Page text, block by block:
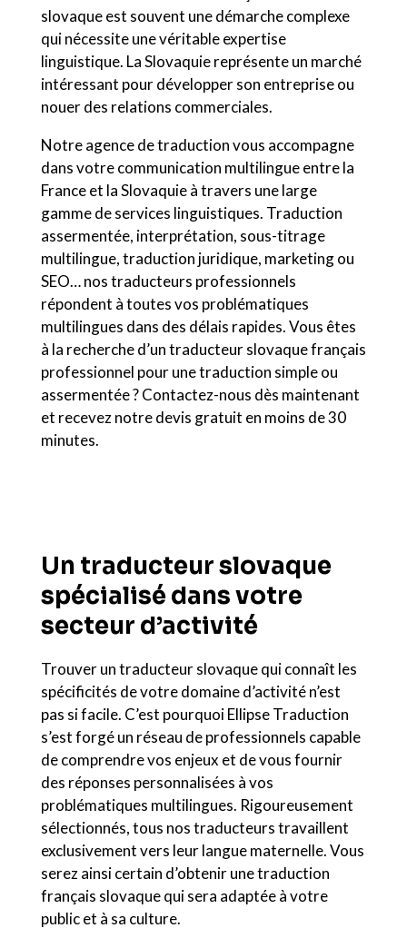
slovaque est souvent une démarche complexe
qui nécessite une véritable expertise
linguistique. La Slovaquie représente un marché
intéressant pour développer son entreprise ou
nouer des relations commerciales.
Notre agence de traduction vous accompagne
dans votre communication multilingue entre la
France et la Slovaquie à travers une large
gamme de services linguistiques. Traduction
assermentée, interprétation, sous-titrage
multilingue, traduction juridique, marketing ou
SEO… nos traducteurs professionnels
répondent à toutes vos problématiques
multilingues dans des délais rapides. Vous êtes
à la recherche d’un traducteur slovaque français
professionnel pour une traduction simple ou
assermentée ? Contactez-nous dès maintenant
et recevez notre devis gratuit en moins de 30
minutes.
Un traducteur slovaque
spécialisé dans votre
secteur d’activité
Trouver un traducteur slovaque qui connaît les
spécificités de votre domaine d’activité n’est
pas si facile. C’est pourquoi Ellipse Traduction
s’est forgé un réseau de professionnels capable
de comprendre vos enjeux et de vous fournir
des réponses personnalisées à vos
problématiques multilingues. Rigoureusement
sélectionnés, tous nos traducteurs travaillent
exclusivement vers leur langue maternelle. Vous
serez ainsi certain d’obtenir une traduction
français slovaque qui sera adaptée à votre
public et à sa culture.